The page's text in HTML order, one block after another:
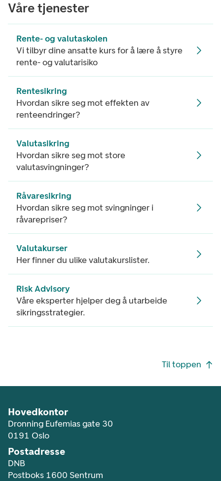
Våre tjenester
Rente- og valutaskolen
Vi tilbyr dine ansatte kurs for å lære å styre
rente- og valutarisiko
Rentesikring
Hvordan sikre seg mot effekten av
renteendringer?
Valutasikring
Hvordan sikre seg mot store
valutasvingninger?
Råvaresikring
Hvordan sikre seg mot svingninger i
råvarepriser?
Valutakurser
Her finner du ulike valutakurslister.
Risk Advisory
Våre eksperter hjelper deg å utarbeide
sikringsstrategier.
Til toppen
Hovedkontor
Dronning Eufemias gate 30
0191 Oslo
Postadresse
DNB
Postboks 1600 Sentrum